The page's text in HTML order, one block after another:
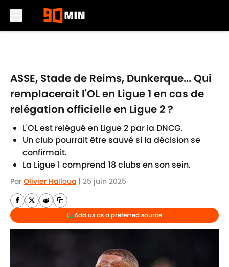
ASSE, Stade de Reims, Dunkerque... Qui
remplacerait l'OL en Ligue 1 en cas de
relégation officielle en Ligue 2 ?
L'OL est relégué en Ligue 2 par la DNCG.
Un club pourrait être sauvé si la décision se
confirmait.
La Ligue 1 comprend 18 clubs en son sein.
Par Olivier Halloua | 25 juin 2025
Add us as a preferred source